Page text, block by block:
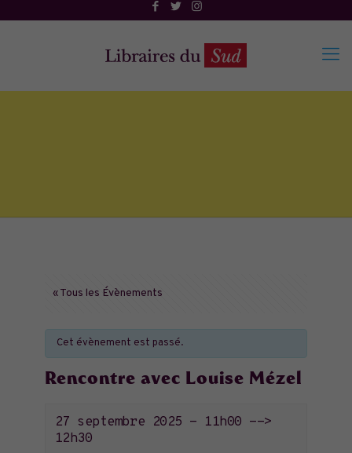
« Tous les Évènements
Cet évènement est passé.
Rencontre avec Louise Mézel
27 septembre 2025 - 11h00 -->
12h30